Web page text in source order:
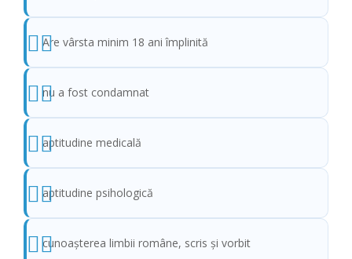
Are vârsta minim 18 ani împlinită
nu a fost condamnat
aptitudine medicală
aptitudine psihologică
cunoaşterea limbii române, scris şi vorbit